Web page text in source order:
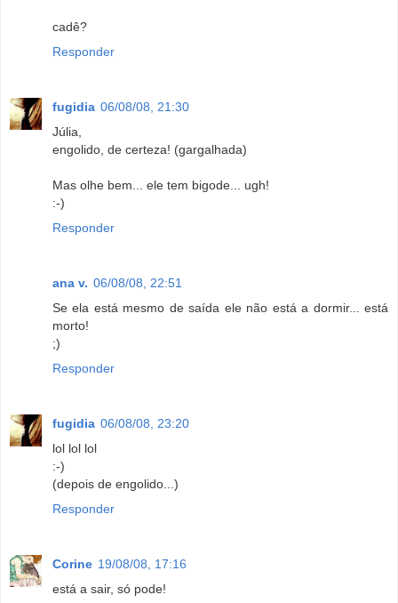
cadê?
Responder
fugidia 06/08/08, 21:30
Júlia,
engolido, de certeza! (gargalhada)
Mas olhe bem... ele tem bigode... ugh!
:-)
Responder
ana v. 06/08/08, 22:51
Se ela está mesmo de saída ele não está a dormir... está
morto!
;)
Responder
fugidia 06/08/08, 23:20
lol lol lol
:-)
(depois de engolido...)
Responder
Corine 19/08/08, 17:16
está a sair, só pode!